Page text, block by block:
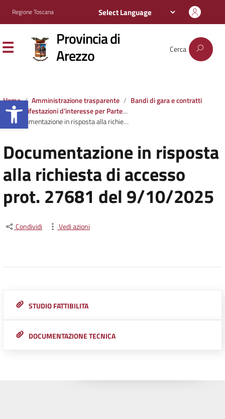
Apri la barra degli strumenti
Regione Toscana
Provincia di
Arezzo Cerca
Home Amministrazione trasparente
Bandi di gara e contratti
Manifestazioni d’interesse per Partenariati Pubblico-Privati
Documentazione in risposta alla richiesta di accesso prot. 27681 del 9/10/2025
Documentazione in risposta
alla richiesta di accesso
prot. 27681 del 9/10/2025
Condividi Vedi azioni
STUDIO FATTIBILITA
DOCUMENTAZIONE TECNICA